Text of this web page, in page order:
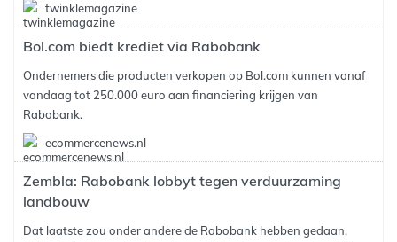
twinklemagazine
Bol.com biedt krediet via Rabobank
Ondernemers die producten verkopen op Bol.com kunnen vanaf
vandaag tot 250.000 euro aan financiering krijgen van
Rabobank.
ecommercenews.nl
Zembla: Rabobank lobbyt tegen verduurzaming
landbouw
Dat laatste zou onder andere de Rabobank hebben gedaan,